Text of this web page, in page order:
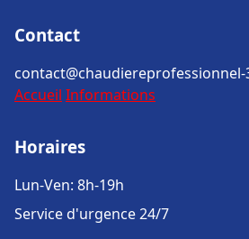
Contact
Accueil Informations
Horaires
Lun-Ven: 8h-19h
Service d'urgence 24/7